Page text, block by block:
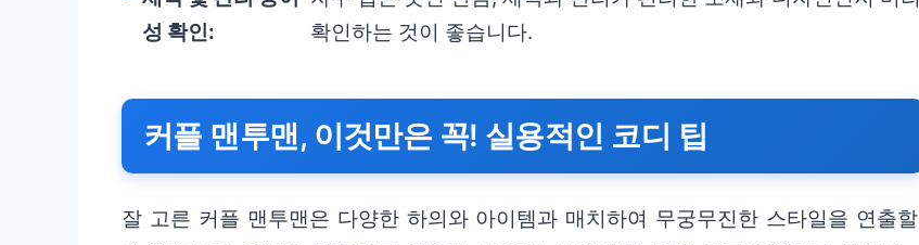
성 확인:
확인하는 것이 좋습니다.
커플 맨투맨, 이것만은 꼭! 실용적인 코디 팁
잘 고른 커플 맨투맨은 다양한 하의와 아이템과 매치하여 무궁무진한 스타일을 연출할